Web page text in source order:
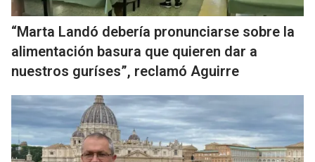
“Marta Landó debería pronunciarse sobre la
alimentación basura que quieren dar a
nuestros guríses”, reclamó Aguirre